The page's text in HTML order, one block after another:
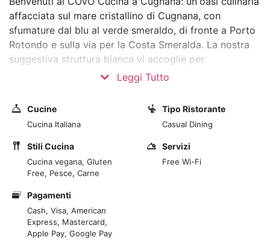
affacciata sul mare cristallino di Cugnana, con
sfumature dal blu al verde smeraldo, di fronte a Porto
Rotondo e sulla via per la Costa Smeralda. La nostra
suggestiva struttura bianca vi accoglie per
un'esperienza autentica, permettendovi di ammirare la
climatica.
La nostra filosofia celebra la natura e la biodiversità,
offrendo una cucina che valorizza i prodotti biologici e
gli ingredienti locali. Deliziatevi a pranzo e cena con
pesce freschissimo e verdure di stagione, trasformati
dai nostri chef in piatti sorprendenti che raccontano la
Sardegna.
Al Covo Cugnana, la qualità degli ingredienti e del
Leggi Tutto
Cucine
Cucina Italiana
Tipo Ristorante
Casual Dining
Stili Cucina
Cucina vegana, Gluten
Free, Pesce, Carne
Servizi
Free Wi-Fi
Pagamenti
Cash, Visa, American
Express, Mastercard,
Apple Pay, Google Pay